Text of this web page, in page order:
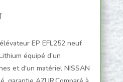
EP EFL252 neuf
équipé d'un
et d'un matériel NISSAN